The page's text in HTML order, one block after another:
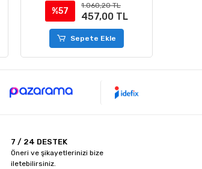
%57
1.060,20 TL
457,00 TL
Sepete Ekle
7 / 24 DESTEK
Öneri ve şikayetlerinizi bize
iletebilirsiniz.